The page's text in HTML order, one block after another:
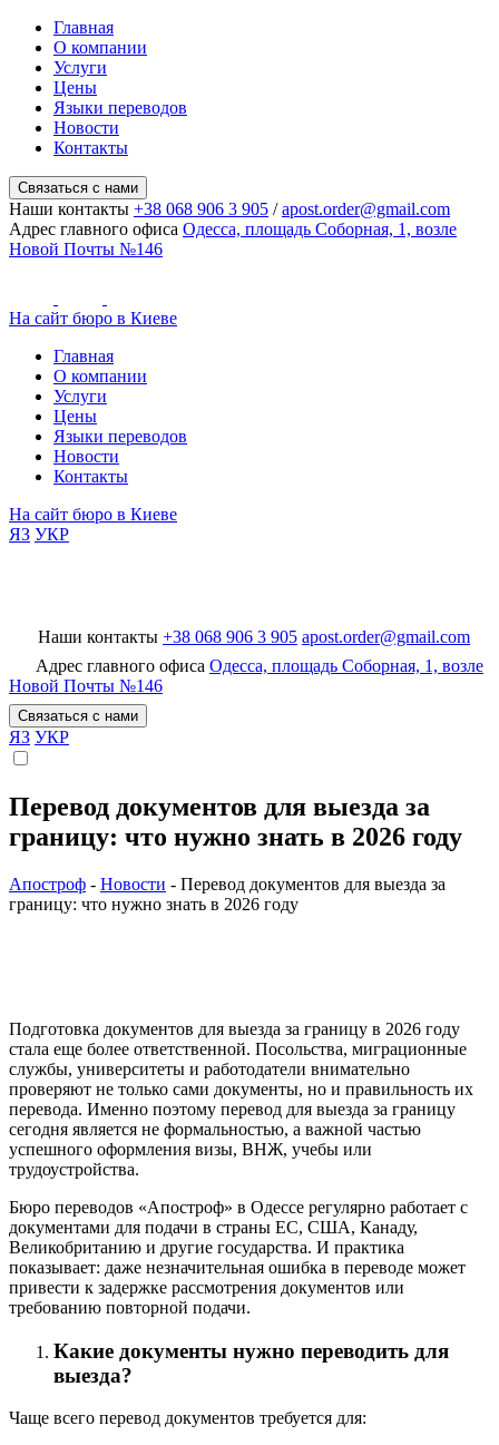
Главная
О компании
Услуги
Цены
Языки переводов
Новости
Контакты
Связаться с нами
Наши контакты +38 068 906 3 905 /apost.order@gmail.com
Адрес главного офиса Одесса, площадь Соборная, 1, возле
Новой Почты №146
На сайт бюро в Киеве
Главная
О компании
Услуги
Цены
Языки переводов
Новости
Контакты
На сайт бюро в Киеве
ЯЗ УКР
БП Апостроф
Наши контакты +38 068 906 3 905 apost.order@gmail.com
Адрес главного офиса Одесса, площадь Соборная, 1, возле
Новой Почты №146
Связаться с нами
ЯЗ УКР
Перевод документов для выезда за
границу: что нужно знать в 2026 году
Апостроф - Новости - Перевод документов для выезда за
границу: что нужно знать в 2026 году
Подготовка документов для выезда за границу в 2026 году
стала еще более ответственной. Посольства, миграционные
службы, университеты и работодатели внимательно
проверяют не только сами документы, но и правильность их
перевода. Именно поэтому перевод для выезда за границу
сегодня является не формальностью, а важной частью
успешного оформления визы, ВНЖ, учебы или
трудоустройства.
Бюро переводов «Апостроф» в Одессе регулярно работает с
документами для подачи в страны ЕС, США, Канаду,
Великобританию и другие государства. И практика
показывает: даже незначительная ошибка в переводе может
привести к задержке рассмотрения документов или
требованию повторной подачи.
Какие документы нужно переводить для
выезда?
Чаще всего перевод документов требуется для: